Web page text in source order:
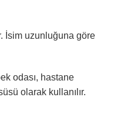
İsim uzunluğuna göre
odası, hastane
olarak kullanılır.